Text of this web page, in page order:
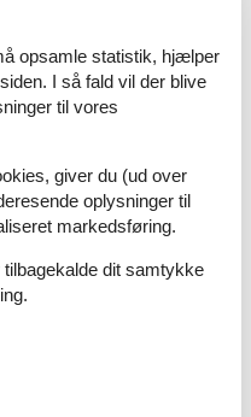
opsamle statistik, hjælper
I så fald vil der blive
til vores
giver du (ud over
oplysninger til
markedsføring.
dit samtykke